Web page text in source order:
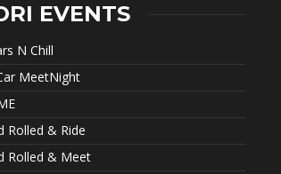
EVENTS
N Chill
MeetNight
Rolled & Ride
Rolled & Meet